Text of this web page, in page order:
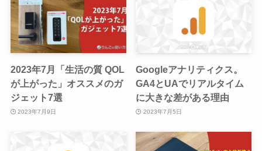
2023年7月「生活の質 QOL
が上がった」オススメのガ
ジェット7選
2023年7月9日
Googleアナリティクス。
GA4とUAでリアルタイム
に大きな差がある理由
2023年7月5日